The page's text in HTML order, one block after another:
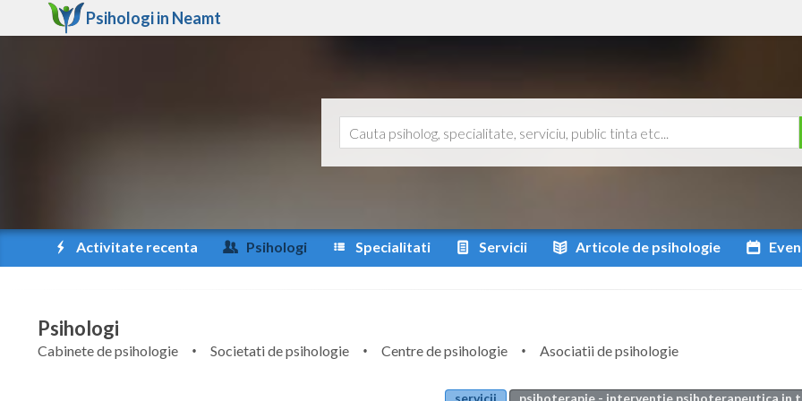
Psihologi in Neamt
Activitate recenta Psihologi Specialitati Servicii Articole de psihologie
Psihologi
Cabinete de psihologie Societati de psihologie Centre de psihologie
Asociatii de psihologie
servicii
psihoterapie - interventie psihoterapeutica in